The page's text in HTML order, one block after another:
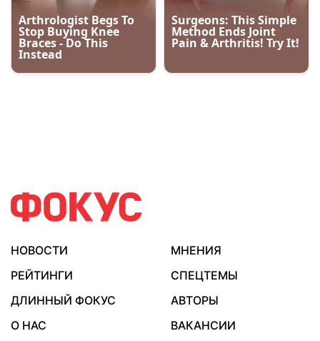
НОВОСТИ
МНЕНИЯ
РЕЙТИНГИ
СПЕЦТЕМЫ
ДЛИННЫЙ ФОКУС
АВТОРЫ
О НАС
ВАКАНСИИ